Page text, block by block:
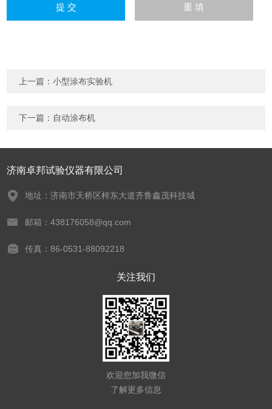
上一篇：小型涂布实验机
下一篇： 自动涂布机
济南卓邦试验仪器有限公司
地址：济南市天桥区梓东大道齐鲁鑫茂科技城
邮箱：438176058@qq.com
传真：86-0531-88092218
关注我们
欢迎您加我微信
了解更多信息